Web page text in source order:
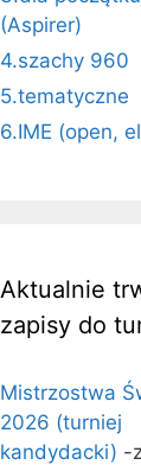
(Aspirer)
4.szachy 960
5.tematyczne
6.IME (open,
Aktualnie
zapisy do
Mistrzostwa
2026 (turniej
kandydacki) -